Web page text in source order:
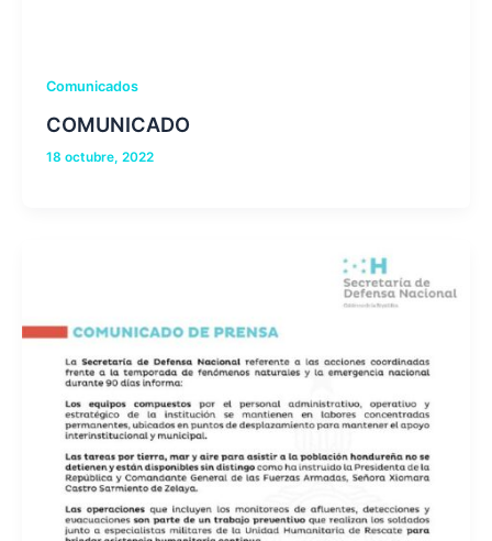
Comunicados
COMUNICADO
18 octubre, 2022